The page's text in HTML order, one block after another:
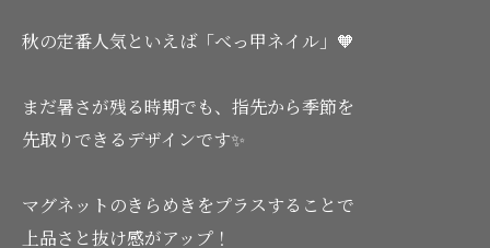
秋の定番人気といえば「べっ甲ネイル」🧡
まだ暑さが残る時期でも、指先から季節を
先取りできるデザインです✨
マグネットのきらめきをプラスすることで
上品さと抜け感がアップ！